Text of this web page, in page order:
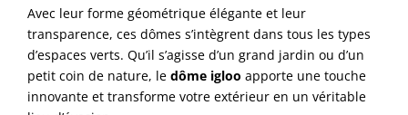
Avec leur forme géométrique élégante et leur
transparence, ces dômes s’intègrent dans tous les types
d’espaces verts. Qu’il s’agisse d’un grand jardin ou d’un
petit coin de nature, le dôme igloo apporte une touche
innovante et transforme votre extérieur en un véritable